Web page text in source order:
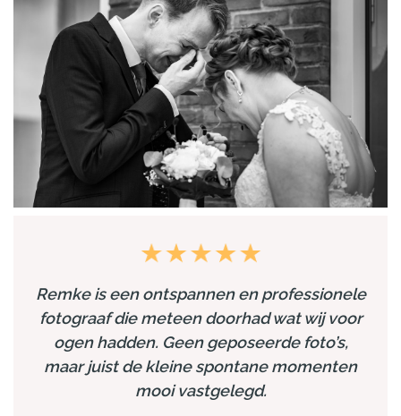
Remke is een ontspannen en professionele
fotograaf die meteen doorhad wat wij voor
ogen hadden. Geen geposeerde foto’s,
maar juist de kleine spontane momenten
mooi vastgelegd.